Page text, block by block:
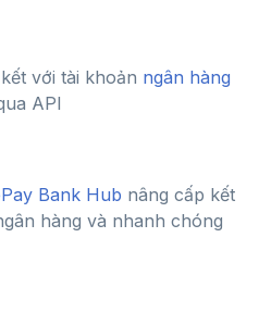
với tài khoản ngân hàng
API
Bank Hub nâng cấp kết
hàng và nhanh chóng